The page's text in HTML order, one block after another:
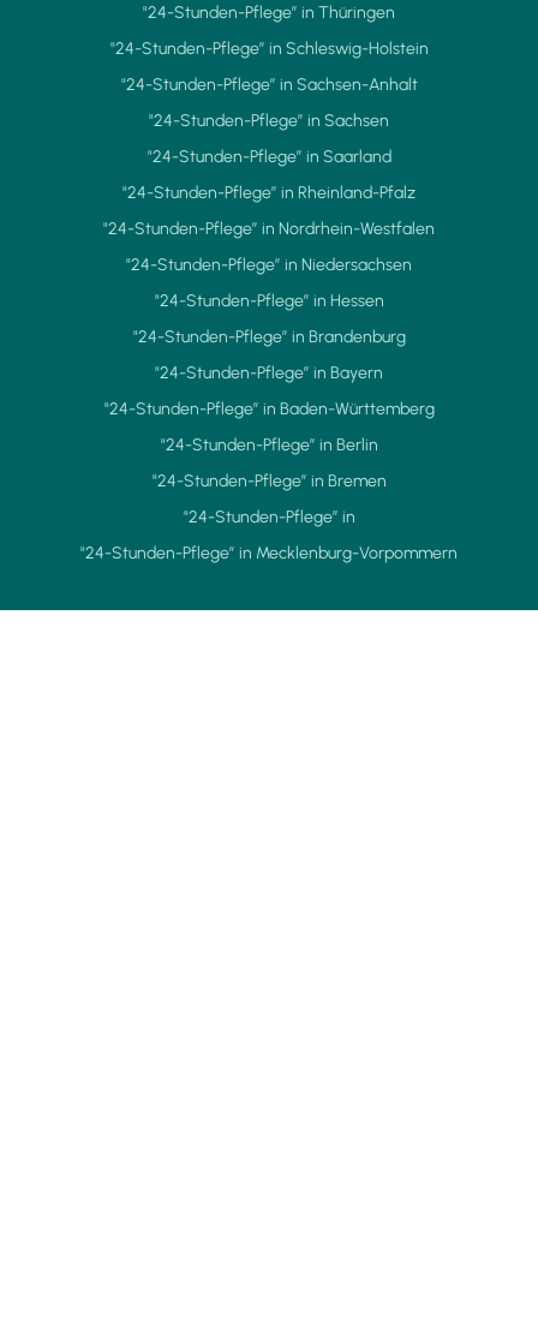
"24-Stunden-Pflege” in Thüringen
"24-Stunden-Pflege” in Schleswig-Holstein
"24-Stunden-Pflege” in Sachsen-Anhalt
"24-Stunden-Pflege” in Sachsen
"24-Stunden-Pflege” in Saarland
"24-Stunden-Pflege” in Rheinland-Pfalz
"24-Stunden-Pflege” in Nordrhein-Westfalen
"24-Stunden-Pflege” in Niedersachsen
"24-Stunden-Pflege” in Hessen
"24-Stunden-Pflege” in Brandenburg
"24-Stunden-Pflege” in Bayern
"24-Stunden-Pflege” in Baden-Württemberg
"24-Stunden-Pflege” in Berlin
"24-Stunden-Pflege” in Bremen
"24-Stunden-Pflege” in
"24-Stunden-Pflege” in Mecklenburg-Vorpommern